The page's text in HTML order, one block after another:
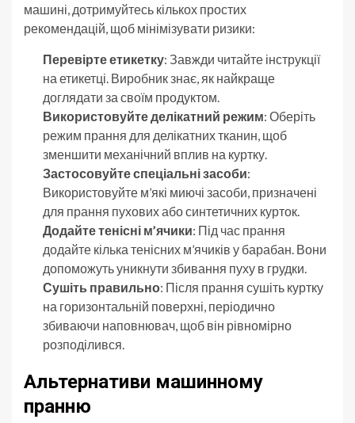
машині, дотримуйтесь кількох простих
рекомендацій, щоб мінімізувати ризики:
Перевірте етикетку: Завжди читайте інструкції
на етикетці. Виробник знає, як найкраще
доглядати за своїм продуктом.
Використовуйте делікатний режим: Оберіть
режим прання для делікатних тканин, щоб
зменшити механічний вплив на куртку.
Застосовуйте спеціальні засоби:
Використовуйте м’які миючі засоби, призначені
для прання пухових або синтетичних курток.
Додайте тенісні м’ячики: Під час прання
додайте кілька тенісних м’ячиків у барабан. Вони
допоможуть уникнути збивання пуху в грудки.
Сушіть правильно: Після прання сушіть куртку
на горизонтальній поверхні, періодично
збиваючи наповнювач, щоб він рівномірно
розподілився.
Альтернативи машинному
пранню